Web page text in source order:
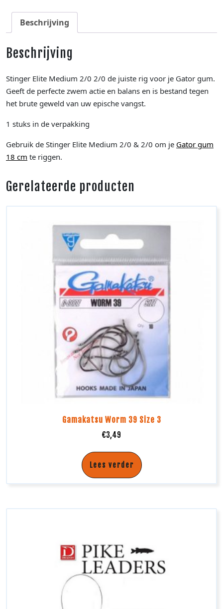
Beschrijving
Beschrijving
Stinger Elite Medium 2/0 2/0 de juiste rig voor je Gator gum.
Geeft de perfecte zwem actie en balans en is bestand tegen
het brute geweld van uw epische vangst.
1 stuks in de verpakking
Gebruik de Stinger Elite Medium 2/0 & 2/0 om je Gator gum
18 cm te riggen.
Gerelateerde producten
Gamakatsu Worm 39 Size 3
€3,49
Lees verder